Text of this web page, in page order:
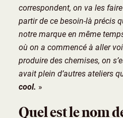
correspondent, on va les faire
partir de ce besoin-là précis
notre marque en même
où on a commencé à aller
produire des chemises, on
avait plein d’autres ateliers
cool. »
Quel est le nom